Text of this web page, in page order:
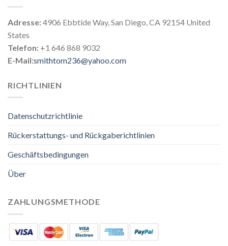
Adresse:4906 Ebbtide Way, San Diego, CA 92154 United
States
Telefon: +1 646 868 9032
E-Mail:smithtom236@yahoo.com
RICHTLINIEN
Datenschutzrichtlinie
Rückerstattungs- und Rückgaberichtlinien
Geschäftsbedingungen
Über
ZAHLUNGSMETHODE